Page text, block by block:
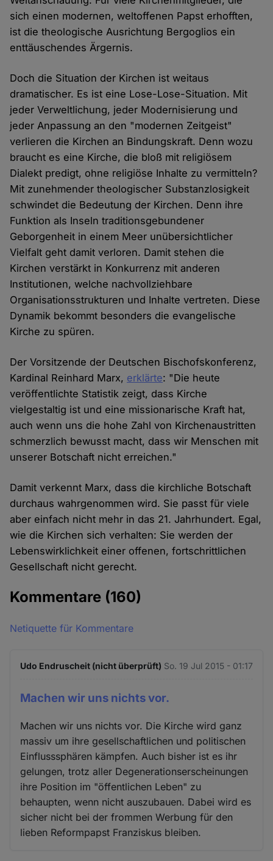
sich einen modernen, weltoffenen Papst erhofften,
ist die theologische Ausrichtung Bergoglios ein
enttäuschendes Ärgernis.
Doch die Situation der Kirchen ist weitaus
dramatischer. Es ist eine Lose-Lose-Situation. Mit
jeder Verweltlichung, jeder Modernisierung und
jeder Anpassung an den "modernen Zeitgeist"
verlieren die Kirchen an Bindungskraft. Denn wozu
braucht es eine Kirche, die bloß mit religiösem
Dialekt predigt, ohne religiöse Inhalte zu vermitteln?
Mit zunehmender theologischer Substanzlosigkeit
schwindet die Bedeutung der Kirchen. Denn ihre
Funktion als Inseln traditionsgebundener
Geborgenheit in einem Meer unübersichtlicher
Vielfalt geht damit verloren. Damit stehen die
Kirchen verstärkt in Konkurrenz mit anderen
Institutionen, welche nachvollziehbare
Organisationsstrukturen und Inhalte vertreten. Diese
Dynamik bekommt besonders die evangelische
Kirche zu spüren.
Der Vorsitzende der Deutschen Bischofskonferenz,
Kardinal Reinhard Marx, erklärte: "Die heute
veröffentlichte Statistik zeigt, dass Kirche
vielgestaltig ist und eine missionarische Kraft hat,
auch wenn uns die hohe Zahl von Kirchenaustritten
schmerzlich bewusst macht, dass wir Menschen mit
unserer Botschaft nicht erreichen."
Damit verkennt Marx, dass die kirchliche Botschaft
durchaus wahrgenommen wird. Sie passt für viele
aber einfach nicht mehr in das 21. Jahrhundert. Egal,
wie die Kirchen sich verhalten: Sie werden der
Lebenswirklichkeit einer offenen, fortschrittlichen
Gesellschaft nicht gerecht.
Kommentare (160)
Netiquette für Kommentare
Udo Endruscheit (nicht überprüft) So. 19 Jul 2015 - 01:17
Machen wir uns nichts vor.
Machen wir uns nichts vor. Die Kirche wird ganz
massiv um ihre gesellschaftlichen und politischen
Einflusssphären kämpfen. Auch bisher ist es ihr
gelungen, trotz aller Degenerationserscheinungen
ihre Position im "öffentlichen Leben" zu
behaupten, wenn nicht auszubauen. Dabei wird es
sicher nicht bei der frommen Werbung für den
lieben Reformpapst Franziskus bleiben.